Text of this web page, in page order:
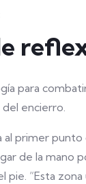
para
encierro.
al primer
de la mano
pie. “Esta